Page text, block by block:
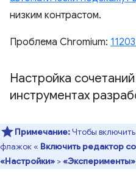
низким контрастом.
Проблема Chromium:
Настройка
инструментах
Примечание:Чтобы
флажок « Включить редактор
«Настройки» >«Эксперименты»